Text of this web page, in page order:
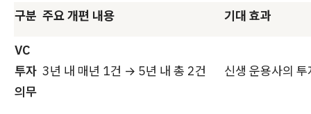
구분 주요 개편 내용 기대 효과
VC
투자
의무
3년 내 매년 1건 → 5년 내 총 2건 신생 운용사의